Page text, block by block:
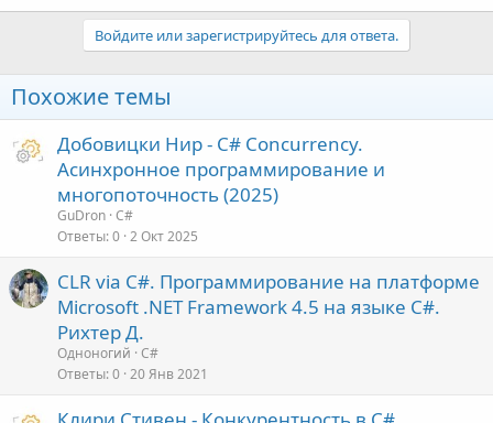
Войдите или зарегистрируйтесь для ответа.
Похожие темы
Добовицки Нир - C# Concurrency.
Асинхронное программирование и
многопоточность (2025)
GuDron C#
Ответы 0 2 Окт 2025
CLR via C#. Программирование на платформе
Microsoft .NET Framework 4.5 на языке C#.
Рихтер Д.
Одноногий C#
Ответы 0 20 Янв 2021